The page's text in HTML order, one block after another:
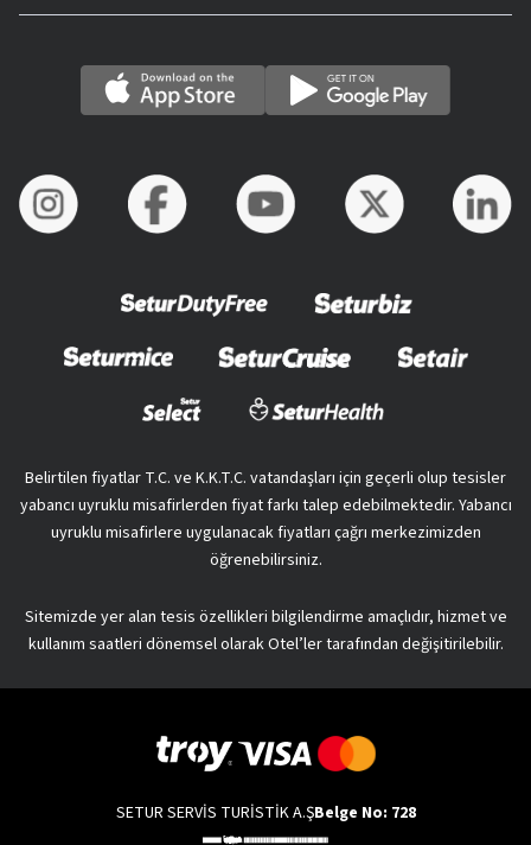
Belirtilen fiyatlar T.C. ve K.K.T.C. vatandaşları için geçerli olup tesisler
yabancı uyruklu misafirlerden fiyat farkı talep edebilmektedir. Yabancı
uyruklu misafirlere uygulanacak fiyatları çağrı merkezimizden
öğrenebilirsiniz.
Sitemizde yer alan tesis özellikleri bilgilendirme amaçlıdır, hizmet ve
kullanım saatleri dönemsel olarak Otel’ler tarafından değişitirilebilir.
SETUR SERVİS TURİSTİK A.ŞBelge No: 728